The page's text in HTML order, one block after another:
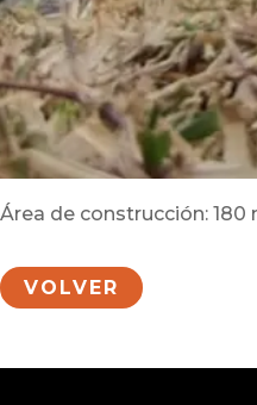
Área de construcción: 180
VOLVER